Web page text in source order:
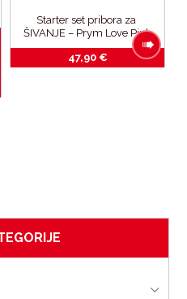
Starter set pribora za
ŠIVANJE – Prym Love Pink
47,90 €